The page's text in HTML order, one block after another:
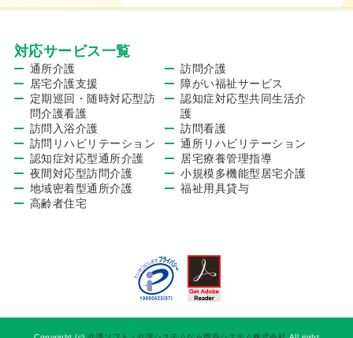
対応サービス一覧
通所介護
訪問介護
居宅介護支援
障がい福祉サービス
定期巡回・随時対応型訪
問介護看護
認知症対応型共同生活介
護
訪問入浴介護
訪問看護
訪問リハビリテーション
通所リハビリテーション
認知症対応型通所介護
居宅療養管理指導
夜間対応型訪問介護
小規模多機能型居宅介護
地域密着型通所介護
福祉用具貸与
高齢者住宅